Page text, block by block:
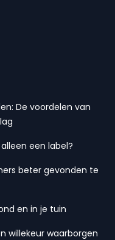
De voordelen van
een label?
beter gevonden te
en in je tuin
willekeur waarborgen